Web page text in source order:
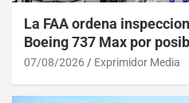
La FAA ordena
Boeing 737 Max por
07/08/2026 Exprimidor Media